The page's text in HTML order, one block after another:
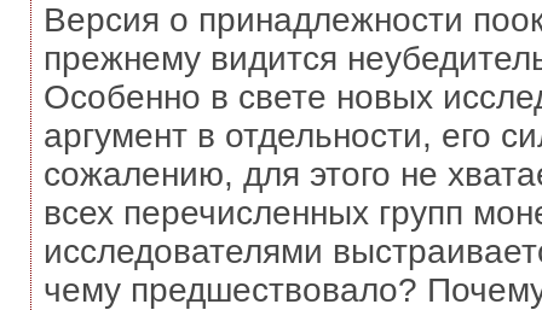
Версия о принадлежности
прежнему видится
Особенно в свете новых
аргумент в отдельности, его
сожалению, для этого не
всех перечисленных групп
исследователями
чему предшествовало?